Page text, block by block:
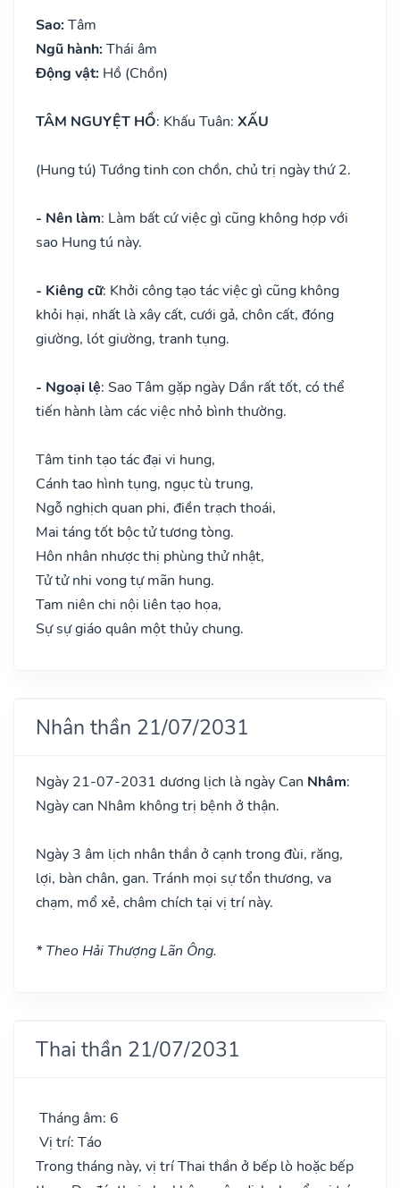
Sao: Tâm
Ngũ hành: Thái âm
Động vật: Hồ (Chồn)
TÂM NGUYỆT HỒ: Khấu Tuân: XẤU
(Hung tú) Tướng tinh con chồn, chủ trị ngày thứ 2.
- Nên làm: Làm bất cứ việc gì cũng không hợp với
sao Hung tú này.
- Kiêng cữ: Khởi công tạo tác việc gì cũng không
khỏi hại, nhất là xây cất, cưới gả, chôn cất, đóng
giường, lót giường, tranh tụng.
- Ngoại lệ: Sao Tâm gặp ngày Dần rất tốt, có thể
tiến hành làm các việc nhỏ bình thường.
Tâm tinh tạo tác đại vi hung,
Cánh tao hình tụng, ngục tù trung,
Ngỗ nghịch quan phi, điền trạch thoái,
Mai táng tốt bộc tử tương tòng.
Hôn nhân nhược thị phùng thử nhật,
Tử tử nhi vong tự mãn hung.
Tam niên chi nội liên tạo họa,
Sự sự giáo quân một thủy chung.
Nhân thần 21/07/2031
Ngày 21-07-2031 dương lịch là ngày Can Nhâm:
Ngày can Nhâm không trị bệnh ở thận.
Ngày 3 âm lịch nhân thần ở cạnh trong đùi, răng,
lợi, bàn chân, gan. Tránh mọi sự tổn thương, va
chạm, mổ xẻ, châm chích tại vị trí này.
* Theo Hải Thượng Lãn Ông.
Thai thần 21/07/2031
Tháng âm: 6
Vị trí: Táo
Trong tháng này, vị trí Thai thần ở bếp lò hoặc bếp